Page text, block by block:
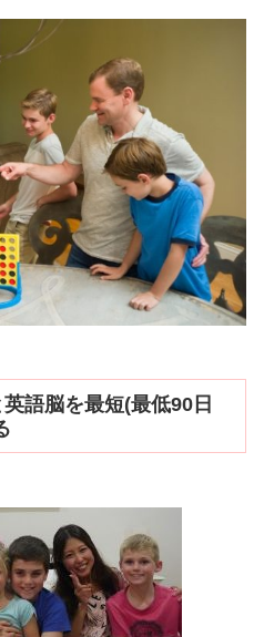
語脳を最短(最低90日